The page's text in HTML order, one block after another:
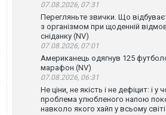
07.08.2026, 07:31
Перегляньте звички. Що
з організмом при щоденній
сніданку (NV)
07.08.2026, 07:01
Американець одягнув 125
марафон (NV)
07.08.2026, 06:31
Не ціни, не якість і не дефіцит: і у
проблема улюбленого напою
навколо якого хайп у всьому